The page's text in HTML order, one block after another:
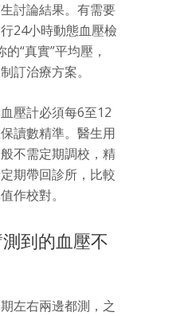
討論結果。有需要
24小時動態血壓檢
“真實”平均壓，
訂治療方案。
壓計必須每6至12
讀數精準。醫生用
不需定期調校，精
期帶回診所，比較
作校對。
到的血壓不
左右兩邊都測，之